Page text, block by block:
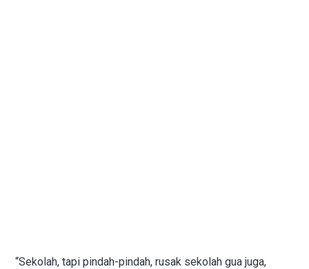
“Sekolah, tapi pindah-pindah, rusak sekolah gua juga,